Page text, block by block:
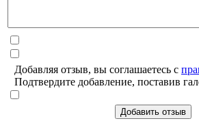
Добавляя отзыв, вы соглашаетесь с
Подтвердите добавление, поставив
Добавить отзыв